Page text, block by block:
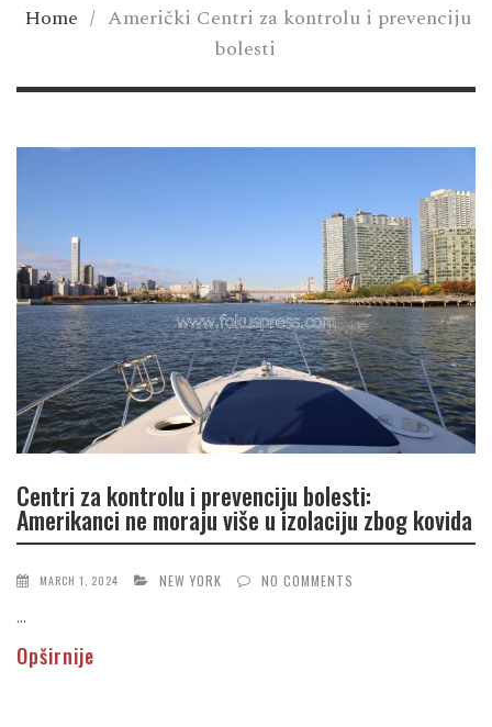
Home / Američki Centri za kontrolu i prevenciju
bolesti
Centri za kontrolu i prevenciju bolesti:
Amerikanci ne moraju više u izolaciju zbog kovida
MARCH 1, 2024 NEW YORK NO COMMENTS
...
Opširnije